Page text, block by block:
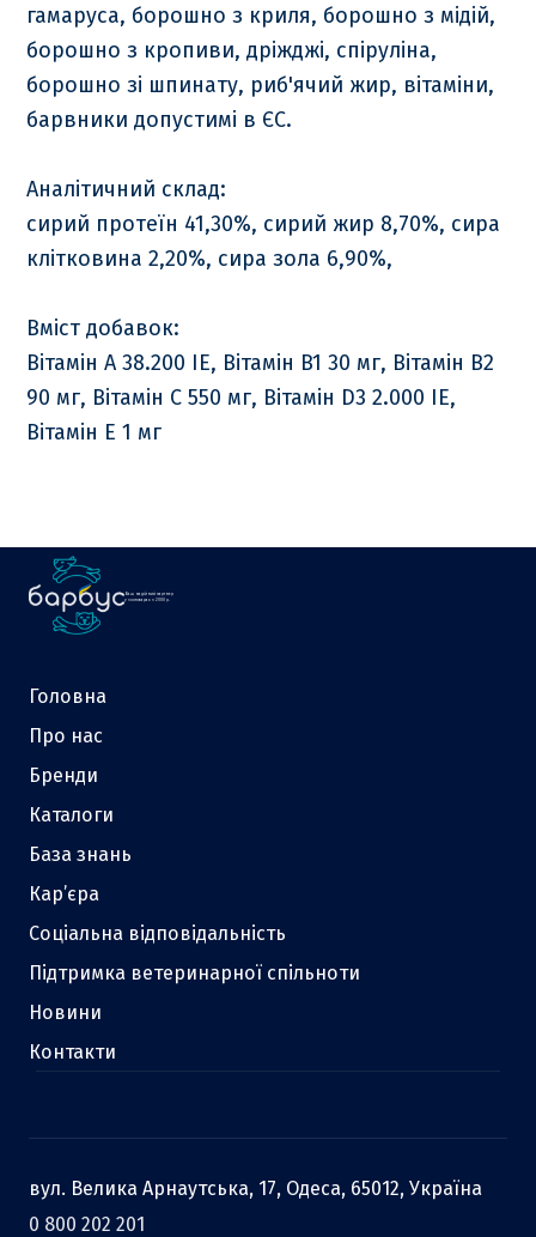
гамаруса, борошно з криля, борошно з мідій,
борошно з кропиви, дріжджі, спіруліна,
борошно зі шпинату, риб'ячий жир, вітаміни,
барвники допустимі в ЄС.
Аналітичний склад:
сирий протеїн 41,30%, сирий жир 8,70%, сира
клітковина 2,20%, сира зола 6,90%,
Вміст добавок:
Вітамін А 38.200 IE, Вітамін B1 30 мг, Вітамін В2
90 мг, Вітамін С 550 мг, Вітамін D3 2.000 IE,
Вітамін Е 1 мг
Ваш надійний партнер
у зоотоварах з 2000 р.
Головна
Про нас
Бренди
Каталоги
База знань
Кар’єра
Соціальна відповідальність
Підтримка ветеринарної спільноти
Новини
Контакти
вул. Велика Арнаутська, 17, Одеса, 65012, Україна
0 800 202 201